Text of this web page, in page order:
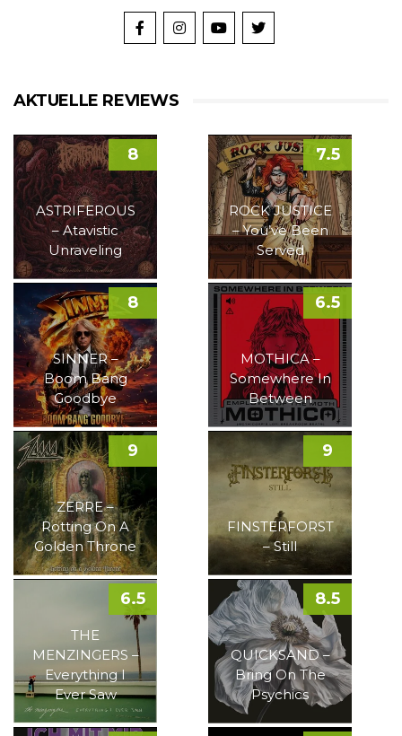
AKTUELLE REVIEWS
ASTRIFEROUS
– Atavistic
Unraveling
8
ROCK JUSTICE
– You’ve Been
Served
7.5
SINNER –
Boom Bang
Goodbye
8
MOTHICA –
Somewhere In
Between
6.5
ZERRE –
Rotting On A
Golden Throne
9
FINSTERFORST
– Still
9
THE
MENZINGERS –
Everything I
Ever Saw
6.5
QUICKSAND –
Bring On The
Psychics
8.5